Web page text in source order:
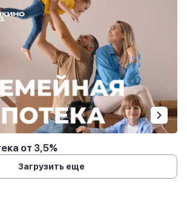
от 3,5%
Загрузить еще